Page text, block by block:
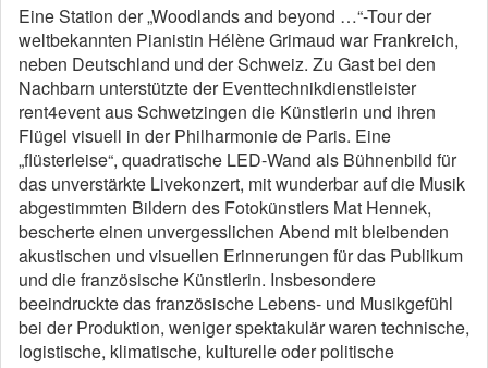
Eine Station der „Woodlands and beyond …“-Tour der
weltbekannten Pianistin Hélène Grimaud war Frankreich,
neben Deutschland und der Schweiz. Zu Gast bei den
Nachbarn unterstützte der Eventtechnikdienstleister
rent4event aus Schwetzingen die Künstlerin und ihren
Flügel visuell in der Philharmonie de Paris. Eine
„flüsterleise“, quadratische LED-Wand als Bühnenbild für
das unverstärkte Livekonzert, mit wunderbar auf die Musik
abgestimmten Bildern des Fotokünstlers Mat Hennek,
bescherte einen unvergesslichen Abend mit bleibenden
akustischen und visuellen Erinnerungen für das Publikum
und die französische Künstlerin. Insbesondere
beeindruckte das französische Lebens- und Musikgefühl
bei der Produktion, weniger spektakulär waren technische,
logistische, klimatische, kulturelle oder politische